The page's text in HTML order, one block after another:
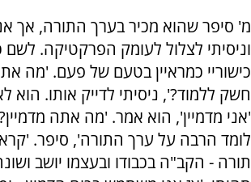
מ' סיפר שהוא מכיר בערך התורה, אך
וניסיתי לצלול לעומק הפרקטיקה. לשם
כישוריי כמראיין בטעם של פעם. 'מה
חשק ללמוד?', ניסיתי לדייק אותו. הוא
'אני מדמיין', הוא אמר. 'מה אתה
לומד הרבה על ערך התורה', סיפר.
תורה - הקב"ה בכבודו ובעצמו יושב